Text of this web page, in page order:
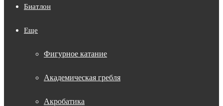
Биатлон
Еще
Фигурное катание
Академическая гребля
Акробатика